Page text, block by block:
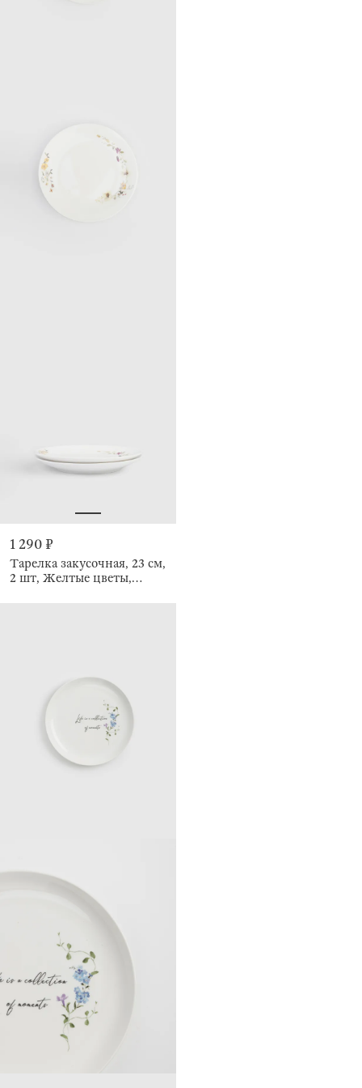
1 290 ₽
Тарелка закусочная, 23 см,
2 шт, Желтые цветы,